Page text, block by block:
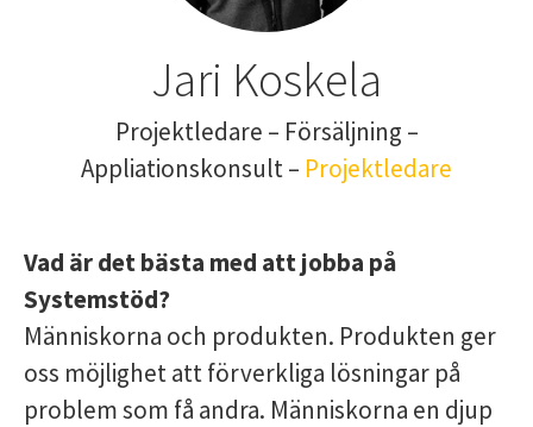
Jari Koskela
Projektledare – Försäljning –
Appliationskonsult – Projektledare
Vad är det bästa med att jobba på
Systemstöd?
Människorna och produkten. Produkten ger
oss möjlighet att förverkliga lösningar på
problem som få andra. Människorna en djup